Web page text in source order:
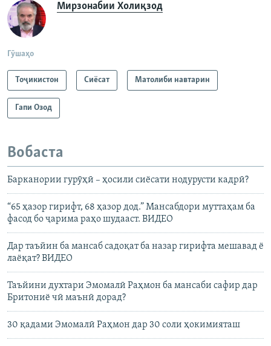
Мирзонабии Холиқзод
Гӯшаҳо
Тоҷикистон Сиёсат Матолиби навтарин
Гапи Озод
Вобаста
Барканории гурӯҳӣ – ҳосили сиёсати нодурусти кадрӣ?
“65 ҳазор гирифт, 68 ҳазор дод.” Мансабдори муттаҳам ба
фасод бо ҷарима раҳо шудааст. ВИДЕО
Дар таъйин ба мансаб садоқат ба назар гирифта мешавад ё
лаёқат? ВИДЕО
Таъйини духтари Эмомалӣ Раҳмон ба мансаби сафир дар
Бритониё чӣ маънӣ дорад?
30 қадами Эмомалӣ Раҳмон дар 30 соли ҳокимияташ